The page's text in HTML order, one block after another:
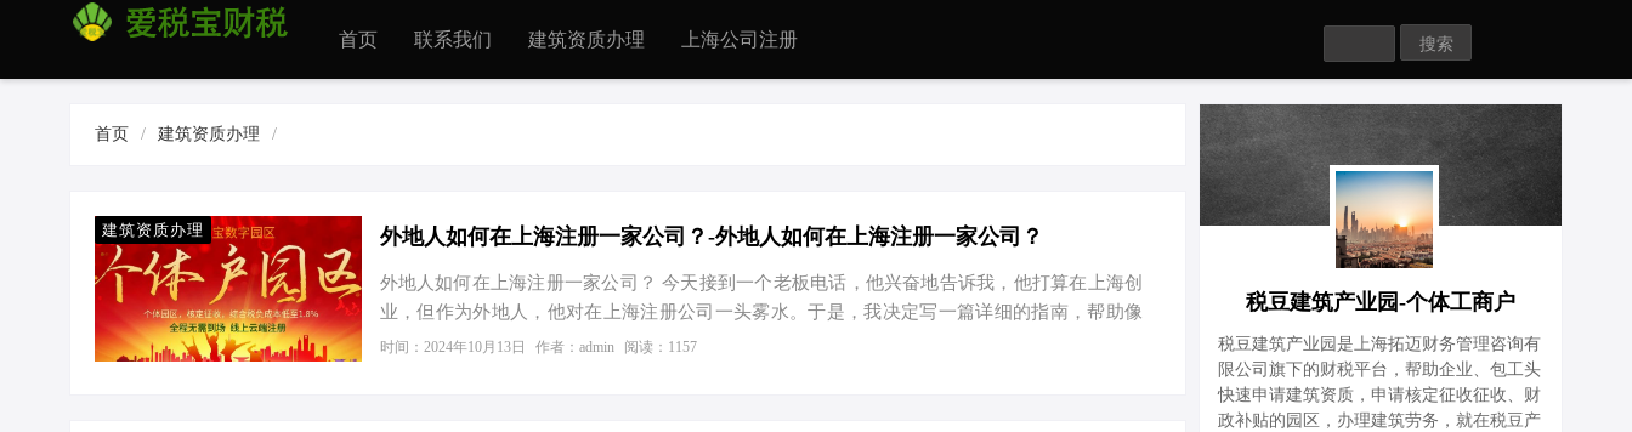
首页 联系我们 建筑资质办理 上海公司注册
首页 / 建筑资质办理 /
建筑资质办理 外地人如何在上海注册一家公司？-外地人如何在上海注册一家公司？
外地人如何在上海注册一家公司？ 今天接到一个老板电话，他兴奋地告诉我，他打算在上海创
业，但作为外地人，他对在上海注册公司一头雾水。于是，我决定写一篇详细的指南，帮助像
他这样的外地创业者顺利迈出第一步。 上海公司注册流程 1. 名称核准 首先，您需要给自己的公
时间：2024年10月13日 作者：admin 阅读：1157
税豆建筑产业园-个体工商户
税豆建筑产业园是上海拓迈财务管理咨询有
限公司旗下的财税平台，帮助企业、包工头
快速申请建筑资质，申请核定征收征收、财
政补贴的园区，办理建筑劳务，就在税豆产